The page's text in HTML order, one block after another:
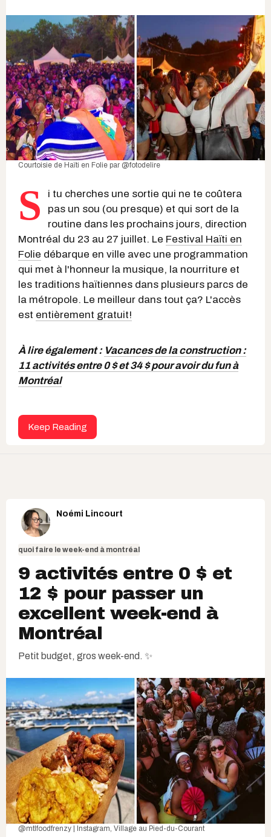
Courtoisie de Haïti en Folie par @fotodelire
S
i tu cherches une sortie qui ne te coûtera
pas un sou (ou presque) et qui sort de la
routine dans les prochains jours, direction
Montréal du 23 au 27 juillet. Le Festival Haïti en
Folie débarque en ville avec une programmation
qui met à l'honneur la musique, la nourriture et
les traditions haïtiennes dans plusieurs parcs de
la métropole. Le meilleur dans tout ça? L'accès
est entièrement gratuit!
À lire également : Vacances de la construction :
11 activités entre 0 $ et 34 $ pour avoir du fun à
Montréal
Keep Reading
Noémi Lincourt
quoi faire le week-end à montréal
9 activités entre 0 $ et
12 $ pour passer un
excellent week-end à
Montréal
Petit budget, gros week-end. ✨
@mtlfoodfrenzy | Instagram, Village au Pied-du-Courant